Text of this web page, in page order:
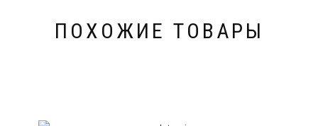
ПОХОЖИЕ ТОВАРЫ